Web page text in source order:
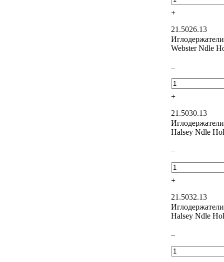
+
21.5026.13
Webster Ndle
–
+
21.5030.13
Halsey Ndle
–
+
21.5032.13
Halsey Ndle
–